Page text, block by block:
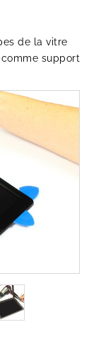
de la vitre
support